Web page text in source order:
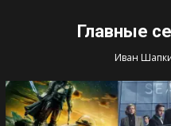
Главные
Иван